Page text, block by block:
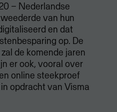
– Nederlandse
van hun
en dat
op. De
de komende jaren
er ook, vooral over
online steekproef
opdracht van Visma